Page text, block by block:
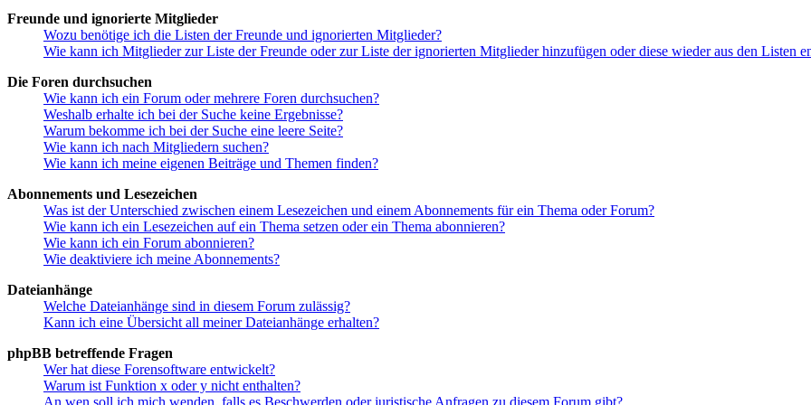
Freunde und ignorierte Mitglieder
Wozu benötige ich die Listen der Freunde und ignorierten Mitglieder?
Wie kann ich Mitglieder zur Liste der Freunde oder zur Liste der ignorierten Mitglieder hinzufügen oder diese wieder aus den Listen
Die Foren durchsuchen
Wie kann ich ein Forum oder mehrere Foren durchsuchen?
Weshalb erhalte ich bei der Suche keine Ergebnisse?
Warum bekomme ich bei der Suche eine leere Seite?
Wie kann ich nach Mitgliedern suchen?
Wie kann ich meine eigenen Beiträge und Themen finden?
Abonnements und Lesezeichen
Was ist der Unterschied zwischen einem Lesezeichen und einem Abonnements für ein Thema oder Forum?
Wie kann ich ein Lesezeichen auf ein Thema setzen oder ein Thema abonnieren?
Wie kann ich ein Forum abonnieren?
Wie deaktiviere ich meine Abonnements?
Dateianhänge
Welche Dateianhänge sind in diesem Forum zulässig?
Kann ich eine Übersicht all meiner Dateianhänge erhalten?
phpBB betreffende Fragen
Wer hat diese Forensoftware entwickelt?
Warum ist Funktion x oder y nicht enthalten?
An wen soll ich mich wenden, falls es Beschwerden oder juristische Anfragen zu diesem Forum gibt?